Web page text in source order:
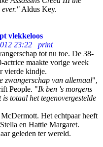
ever." Aldus Key.
vlekkeloos
23:22
print
tot nu toe. De 38-
maakte vorige week
vierde kindje.
zwangerschap van allemaal",
People. "Ik ben 's morgens
totaal het tegenovergestelde
Het echtpaar heeft
en Hattie Margaret.
geleden ter wereld.